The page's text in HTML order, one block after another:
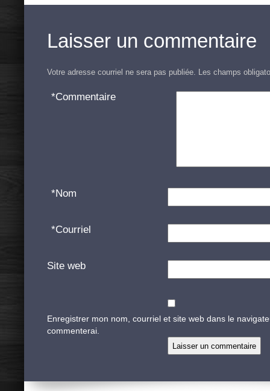
Laisser un commentaire
Votre adresse courriel ne sera pas publiée. Les champs
Commentaire
*
Nom
*
Courriel
*
Site web
Enregistrer mon nom, courriel et site web dans le
commenterai.